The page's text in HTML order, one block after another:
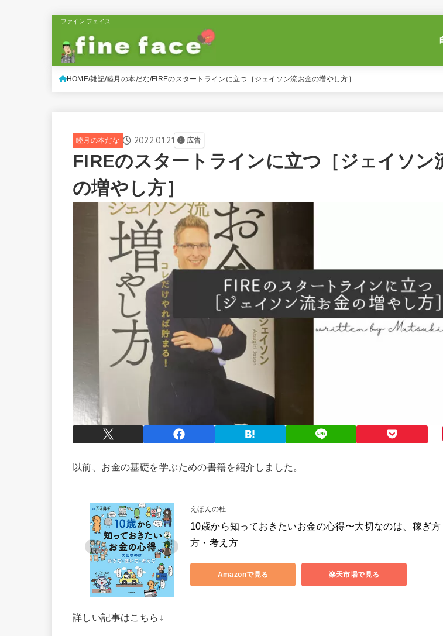
ファイン フェイス
HOME 雑記 睦月の本だな FIREのスタートラインに立つ［ジェイソン流お金の増やし方］
睦月の本だな 2022.01.21 広告
FIREのスタートラインに立つ［ジェイソン
の増やし方］
以前、お金の基礎を学ぶための書籍を紹介しました。
えほんの杜
10歳から知っておきたいお金の心得〜大切なのは、稼ぎ方
方・考え方
Amazonで見る 楽天市場で見る
詳しい記事はこちら↓